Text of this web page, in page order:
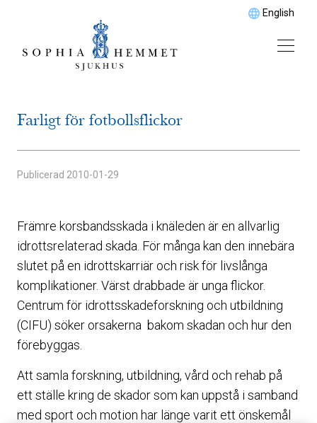
English
Farligt för fotbollsflickor
Publicerad 2010-01-29
Främre korsbandsskada i knäleden är en allvarlig
idrottsrelaterad skada. För många kan den innebära
slutet på en idrottskarriär och risk för livslånga
komplikationer. Värst drabbade är unga flickor.
Centrum för idrottsskadeforskning och utbildning
(CIFU) söker orsakerna bakom skadan och hur den
förebyggas.
Att samla forskning, utbildning, vård och rehab på
ett ställe kring de skador som kan uppstå i samband
med sport och motion har länge varit ett önskemål